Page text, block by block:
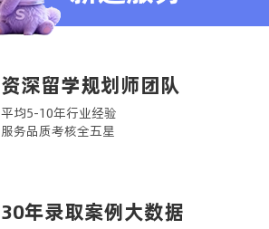
资深留学规划师团队
平均5-10年行业经验
服务品质考核全五星
30年录取案例大数据